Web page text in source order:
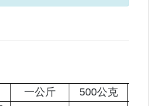
一公斤 500公克